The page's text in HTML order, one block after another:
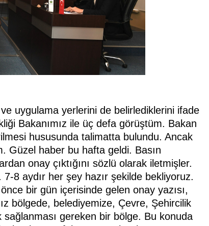
uygulama yerlerini de belirlediklerini ifade
Bakanımız ile üç defa görüştüm. Bakan
hususunda talimatta bulundu. Ancak
Güzel haber bu hafta geldi. Basın
onay çıktığını sözlü olarak iletmişler.
8 aydır her şey hazır şekilde bekliyoruz.
bir gün içerisinde gelen onay yazısı,
bölgede, belediyemize, Çevre, Şehircilik
sağlanması gereken bir bölge. Bu konuda